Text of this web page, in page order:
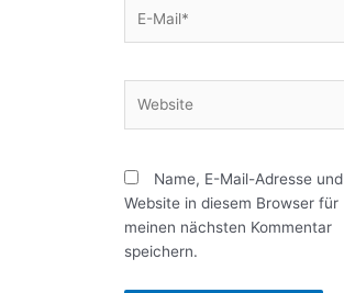
Mail*
Name, E-Mail-Adresse und
Website in diesem Browser für
meinen nächsten Kommentar
speichern.